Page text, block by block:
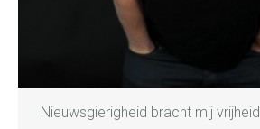
Nieuwsgierigheid bracht mij vrijheid